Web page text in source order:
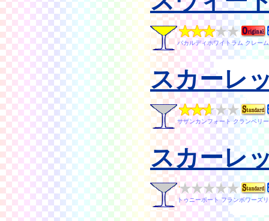
バカルディホワイトラム クレー
スカーレ
サザンカンフォート クランベリ
スカーレ
トゥニーポート フランボワーズ